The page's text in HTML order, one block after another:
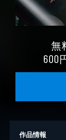
無
600
作品情報